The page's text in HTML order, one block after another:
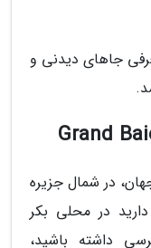
جاهای دیدنی و
در شمال جزیره
در محلی بکر
داشته باشید،